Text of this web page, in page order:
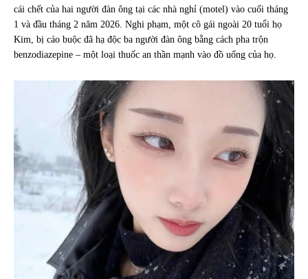
cái chết của hai người đàn ông tại các nhà nghỉ (motel) vào cuối tháng
1 và đầu tháng 2 năm 2026. Nghi phạm, một cô gái ngoài 20 tuổi họ
Kim, bị cáo buộc đã hạ độc ba người đàn ông bằng cách pha trộn
benzodiazepine – một loại thuốc an thần mạnh vào đồ uống của họ.